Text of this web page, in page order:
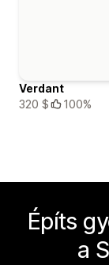
Verdant
320 $
100%
Építs
a